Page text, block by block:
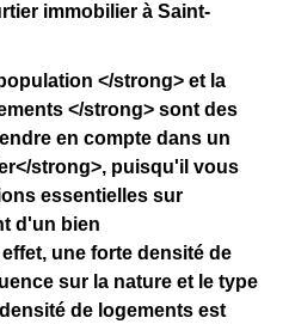
immobilier à Saint-
</strong> et la
</strong> sont des
en compte dans un
strong>, puisqu'il vous
essentielles sur
d'un bien
une forte densité de
sur la nature et le type
de logements est